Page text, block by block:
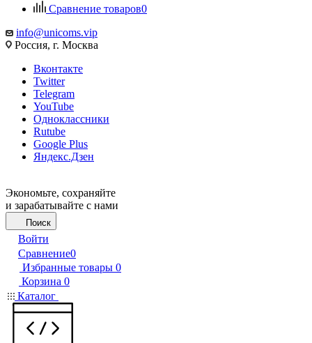
Сравнение товаров0
info@unicoms.vip
Россия, г. Москва
Вконтакте
Twitter
Telegram
YouTube
Одноклассники
Rutube
Google Plus
Яндекс.Дзен
Экономьте, сохраняйте
и зарабатывайте с нами
Поиск
Войти
Сравнение0
Избранные товары 0
Корзина 0
Каталог